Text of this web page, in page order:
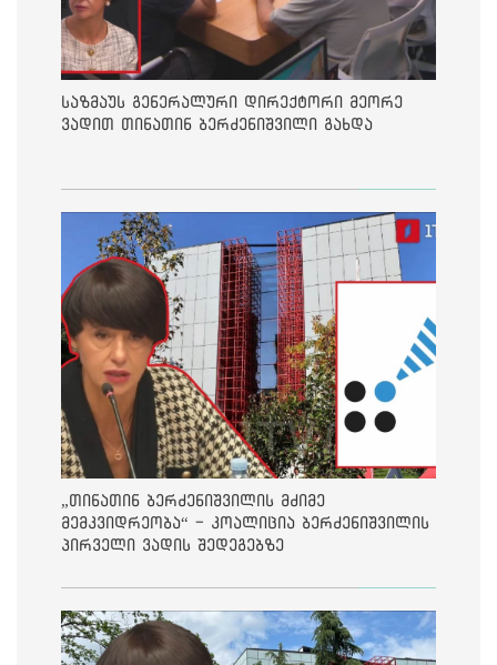
საზმაუს გენერალური დირექტორი მეორე
ვადით თინათინ ბერძენიშვილი გახდა
„თინათინ ბერძენიშვილის მძიმე
მემკვიდრეობა“ - კოალიცია ბერძენიშვილის
პირველი ვადის შედეგებზე